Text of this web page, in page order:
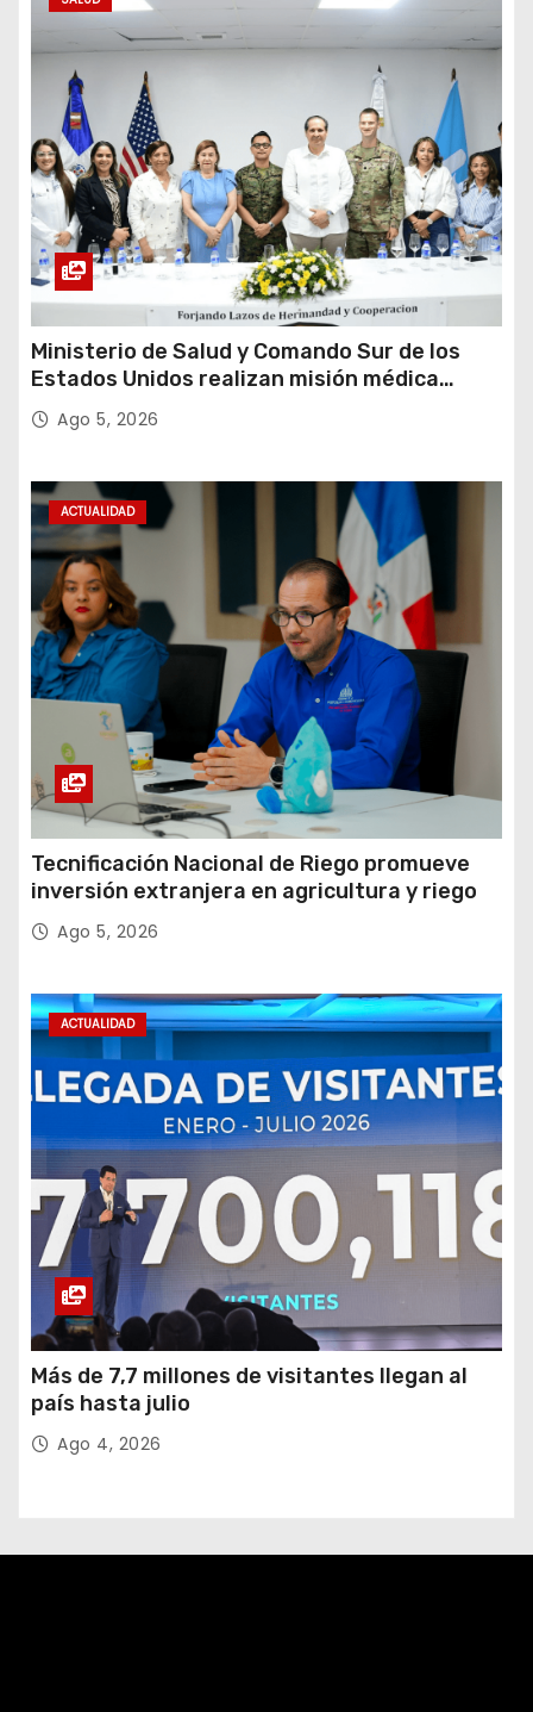
Ministerio de Salud y Comando Sur de los
Estados Unidos realizan misión médica
Amistad 2026 en La Vega
Ago 5, 2026
ACTUALIDAD
Tecnificación Nacional de Riego promueve
inversión extranjera en agricultura y riego
Ago 5, 2026
ACTUALIDAD
Más de 7,7 millones de visitantes llegan al
país hasta julio
Ago 4, 2026